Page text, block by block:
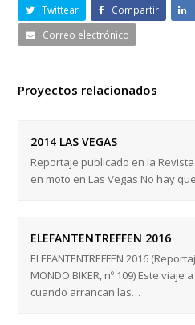
Twittear Compartir
Correo electrónico
Proyectos relacionados
2014 LAS VEGAS
Reportaje publicado en la Revista
en moto en Las Vegas No hay
ELEFANTENTREFFEN 2016
ELEFANTENTREFFEN 2016
MONDO BIKER, nº 109) Este
cuando arrancan las…